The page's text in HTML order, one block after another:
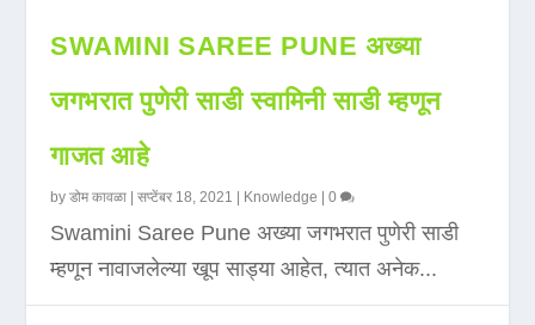
SWAMINI SAREE PUNE अख्या
जगभरात पुणेरी साडी स्वामिनी साडी म्हणून
गाजत आहे
byडोम कावळा |सप्टेंबर 18, 2021 Knowledge |0
Swamini Saree Pune अख्या जगभरात पुणेरी साडी
म्हणून नावाजलेल्या खूप साड्या आहेत, त्यात अनेक...